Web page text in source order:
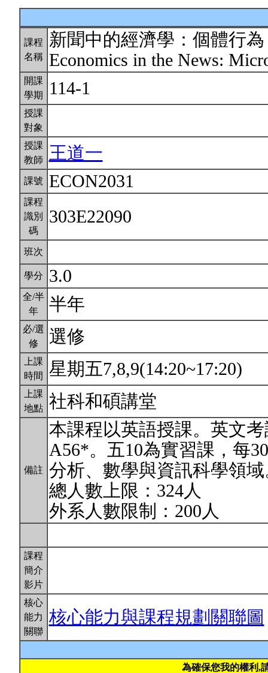
課程
名稱
新聞中的經濟學：個體行為
Economics in the News:
開課
學期
114-1
授課
對象
授課
教師
王道一
課號 ECON2031
課程
識別
碼
303E22090
班次
學分 3.0
全/半
年
半年
必/選
修
選修
上課
時間
星期五7,8,9(14:20~17:20)
上課
地點
社科和碩講堂
備註
本課程以英語授課。英文
A56*。五10為實習課，每
分析、數學與資訊科學領
總人數上限：324人
外系人數限制：200人
課程
簡介
影片
核心
能力
關聯
核心能力與課程規劃關聯圖
為確保您我的權利,